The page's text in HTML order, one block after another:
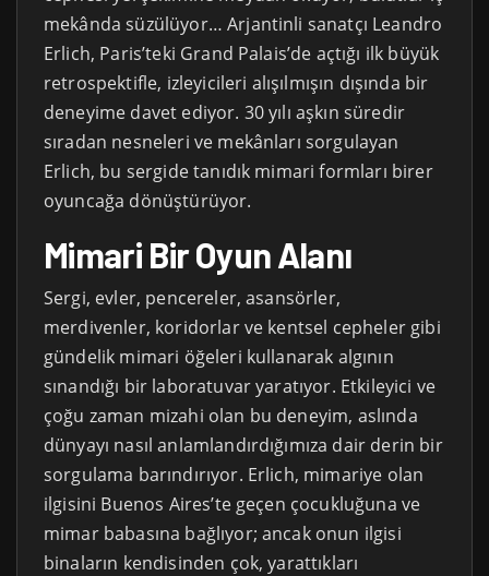
mekânda süzülüyor… Arjantinli sanatçı Leandro
Erlich, Paris’teki Grand Palais’de açtığı ilk büyük
retrospektifle, izleyicileri alışılmışın dışında bir
deneyime davet ediyor. 30 yılı aşkın süredir
sıradan nesneleri ve mekânları sorgulayan
Erlich, bu sergide tanıdık mimari formları birer
oyuncağa dönüştürüyor.
Mimari Bir Oyun Alanı
Sergi, evler, pencereler, asansörler,
merdivenler, koridorlar ve kentsel cepheler gibi
gündelik mimari öğeleri kullanarak algının
sınandığı bir laboratuvar yaratıyor. Etkileyici ve
çoğu zaman mizahi olan bu deneyim, aslında
dünyayı nasıl anlamlandırdığımıza dair derin bir
sorgulama barındırıyor. Erlich, mimariye olan
ilgisini Buenos Aires’te geçen çocukluğuna ve
mimar babasına bağlıyor; ancak onun ilgisi
binaların kendisinden çok, yarattıkları